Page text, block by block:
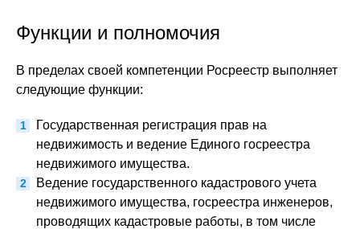
Функции и полномочия
В пределах своей компетенции Росреестр выполняет
следующие функции:
Государственная регистрация прав на
недвижимость и ведение Единого госреестра
недвижимого имущества.
Ведение государственного кадастрового учета
недвижимого имущества, госреестра инженеров,
проводящих кадастровые работы, в том числе